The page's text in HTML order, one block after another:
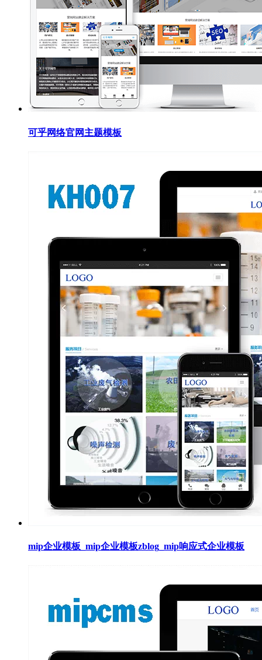
可乎网络官网主题模板
mip企业模板_mip企业模板zblog_mip响应式企业模板